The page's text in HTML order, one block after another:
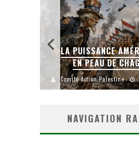
8 août 2026
LA
Comité Action
NAVIGATION